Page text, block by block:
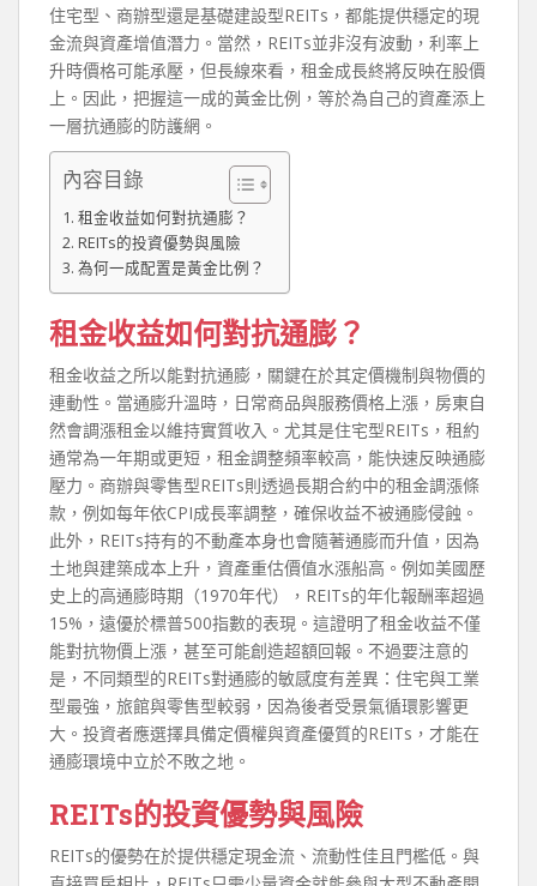
住宅型、商辦型還是基礎建設型REITs，都能提供穩定的現
金流與資產增值潛力。當然，REITs並非沒有波動，利率上
升時價格可能承壓，但長線來看，租金成長終將反映在股價
上。因此，把握這一成的黃金比例，等於為自己的資產添上
一層抗通膨的防護網。
內容目錄
租金收益如何對抗通膨？
REITs的投資優勢與風險
為何一成配置是黃金比例？
租金收益如何對抗通膨？
租金收益之所以能對抗通膨，關鍵在於其定價機制與物價的
連動性。當通膨升溫時，日常商品與服務價格上漲，房東自
然會調漲租金以維持實質收入。尤其是住宅型REITs，租約
通常為一年期或更短，租金調整頻率較高，能快速反映通膨
壓力。商辦與零售型REITs則透過長期合約中的租金調漲條
款，例如每年依CPI成長率調整，確保收益不被通膨侵蝕。
此外，REITs持有的不動產本身也會隨著通膨而升值，因為
土地與建築成本上升，資產重估價值水漲船高。例如美國歷
史上的高通膨時期（1970年代），REITs的年化報酬率超過
15%，遠優於標普500指數的表現。這證明了租金收益不僅
能對抗物價上漲，甚至可能創造超額回報。不過要注意的
是，不同類型的REITs對通膨的敏感度有差異：住宅與工業
型最強，旅館與零售型較弱，因為後者受景氣循環影響更
大。投資者應選擇具備定價權與資產優質的REITs，才能在
通膨環境中立於不敗之地。
REITs的投資優勢與風險
REITs的優勢在於提供穩定現金流、流動性佳且門檻低。與